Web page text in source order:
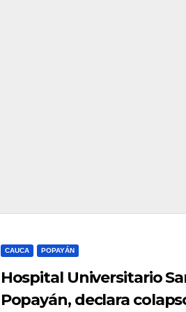
CAUCA POPAYÁN
Hospital Universitario
Popayán, declara